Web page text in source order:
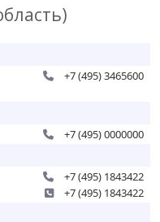
+7 (495) 3465600
+7 (495) 0000000
+7 (495) 1843422
+7 (495) 1843422